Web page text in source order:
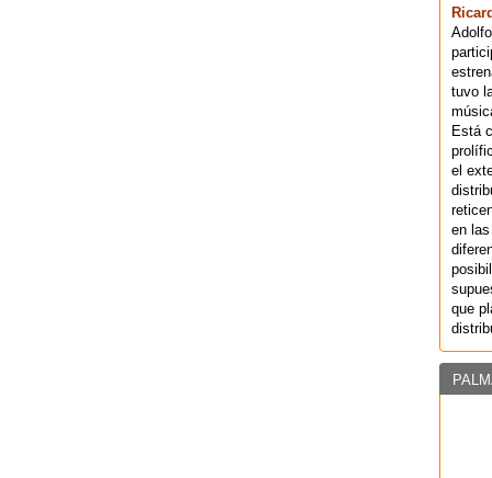
tuvo
Está
el
en
que